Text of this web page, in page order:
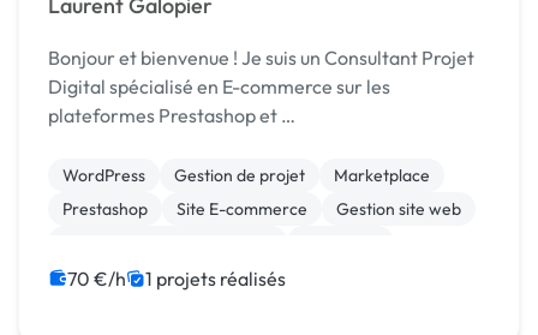
Laurent Galopier
Bonjour et bienvenue ! Je suis un Consultant Projet
Digital spécialisé en E-commerce sur les
plateformes Prestashop et …
WordPress Gestion de projet
Marketplace
Prestashop
Site E-commerce
Gestion site web
SEO / GEO
CRM
70 €/h 1 projets réalisés